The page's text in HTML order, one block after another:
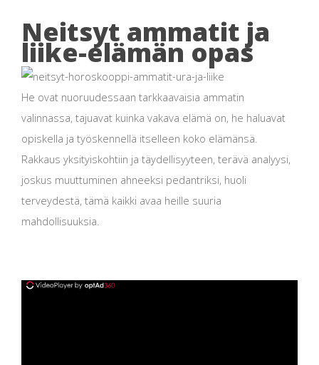
Neitsyt ammatit ja
liike-elämän opas
He ovat nuoruudessaan tarkkaavaisia ​​ammatin
valinnassa, tajuavat kuinka vakava elämä on, he haluavat
opiskella ja työskennellä itselleen koko elämänsä.
Rakkaus yksityiskohtiin ja täydellisyyteen, terävä analyysi,
joskus muuttuminen ahneeksi pedantriksi, huoli
terveydestä, tämä kaikki avaa heille suuria
mahdollisuuksia.